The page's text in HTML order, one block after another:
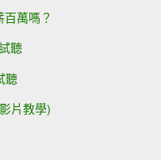
萬嗎？
聽
聽
片教學)